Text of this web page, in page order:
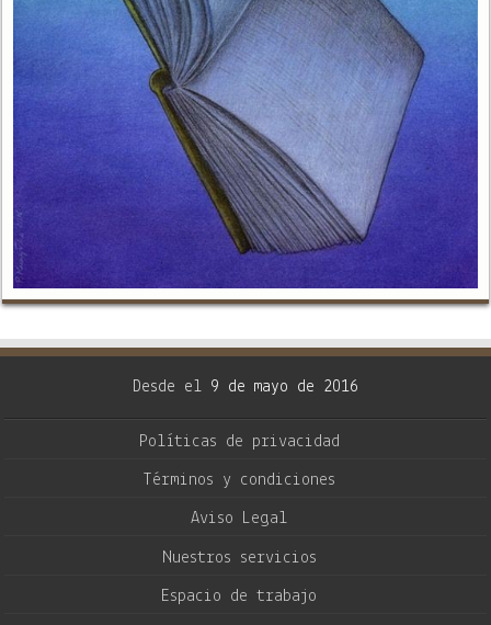
Desde el 9 de mayo de 2016
Políticas de privacidad
Términos y condiciones
Aviso Legal
Nuestros servicios
Espacio de trabajo